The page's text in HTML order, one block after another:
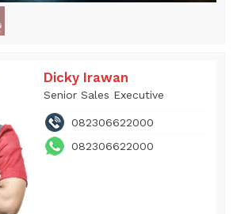
Dicky Irawan
Senior Sales Executive
082306622000
082306622000